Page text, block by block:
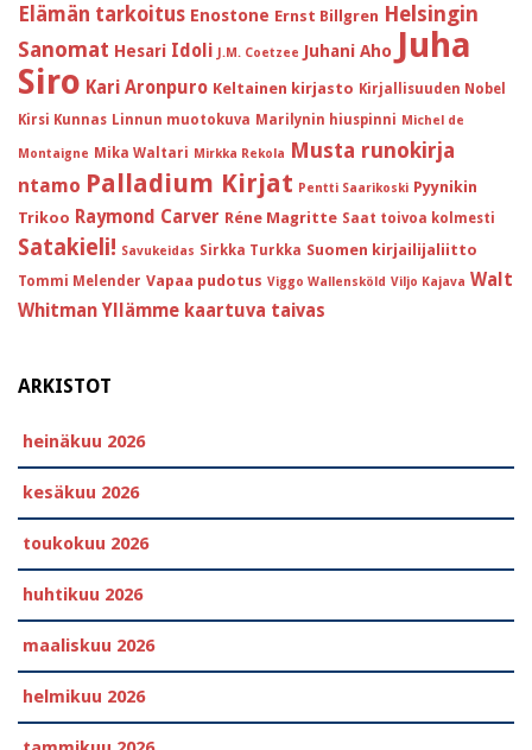
Elämän tarkoitus Enostone Ernst Billgren Helsingin
Sanomat Hesari Idoli J.M. Coetzee Juhani Aho Juha
Siro Kari Aronpuro Keltainen kirjasto Kirjallisuuden Nobel
Kirsi Kunnas Linnun muotokuva Marilynin hiuspinni Michel de
Montaigne Mika Waltari Mirkka Rekola Musta runokirja
ntamo Palladium Kirjat Pentti Saarikoski Pyynikin
Trikoo Raymond Carver Réne Magritte Saat toivoa kolmesti
Satakieli! Savukeidas Sirkka Turkka Suomen kirjailijaliitto
Tommi Melender Vapaa pudotus Viggo Wallensköld Viljo Kajava Walt
Whitman Yllämme kaartuva taivas
ARKISTOT
heinäkuu 2026
kesäkuu 2026
toukokuu 2026
huhtikuu 2026
maaliskuu 2026
helmikuu 2026